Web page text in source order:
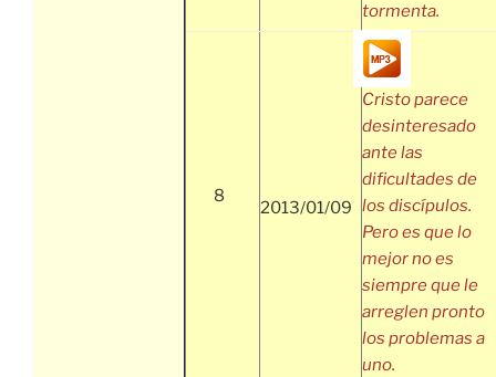
tormenta.
8
2013/01/09
Cristo parece
desinteresado
ante las
dificultades de
los discípulos.
Pero es que lo
mejor no es
siempre que le
arreglen pronto
los problemas a
uno.